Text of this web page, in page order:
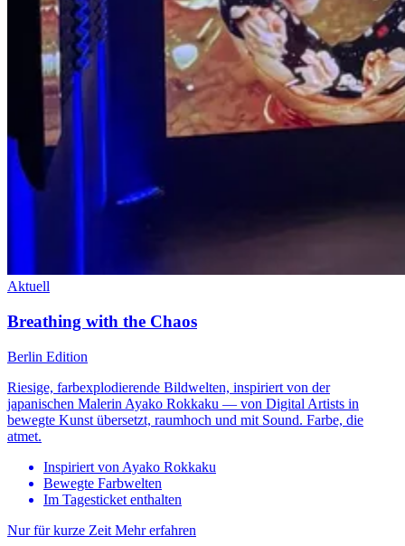
Aktuell
Breathing with the Chaos
Berlin Edition
Riesige, farbexplodierende Bildwelten, inspiriert von der
japanischen Malerin Ayako Rokkaku — von Digital Artists in
bewegte Kunst übersetzt, raumhoch und mit Sound. Farbe, die
atmet.
Inspiriert von Ayako Rokkaku
Bewegte Farbwelten
Im Tagesticket enthalten
Nur für kurze Zeit Mehr erfahren